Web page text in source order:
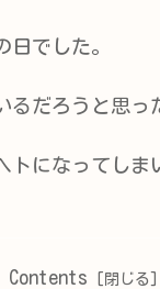
でした。
だろうと思っ
になってしま
Contents